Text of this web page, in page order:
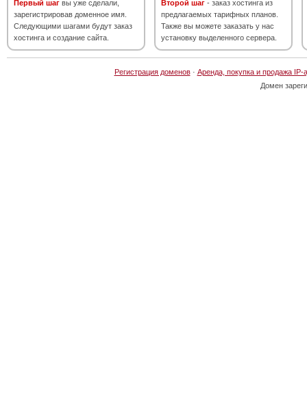
Первый шаг вы уже сделали,
зарегистрировав доменное имя.
Следующими шагами будут заказ
хостинга и создание сайта.
Второй шаг - заказ хостинга из
предлагаемых тарифных планов.
Также вы можете заказать у нас
установку выделенного сервера.
Регистрация доменов· Аренда, покупка и продажа IP-
Домен